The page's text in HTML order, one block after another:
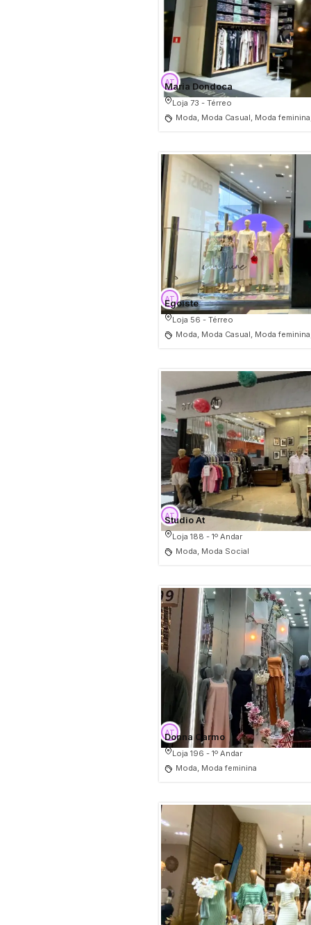
Maria Dondoca
Loja 73 - Térreo
Moda, Moda Casual, Moda
Egoiste
Loja 56 - Térreo
Moda, Moda Casual, Moda
Studio At
Loja 188 - 1º Andar
Moda, Moda Social
Donna Carmo
Loja 196 - 1º Andar
Moda, Moda feminina